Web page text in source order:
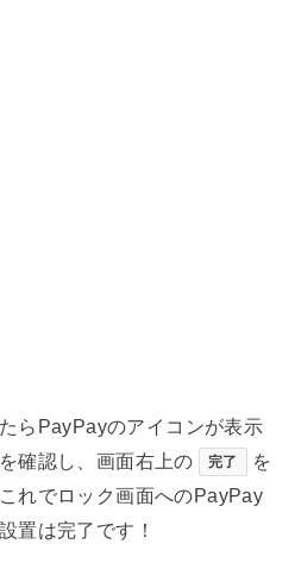
らPayPayのアイコンが表示
確認し、画面右上の
完了
を
れでロック画面へのPayPay
置は完了です！